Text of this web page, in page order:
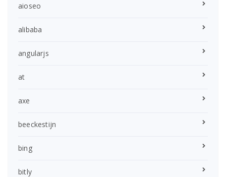
aioseo
alibaba
angularjs
at
axe
beeckestijn
bing
bitly